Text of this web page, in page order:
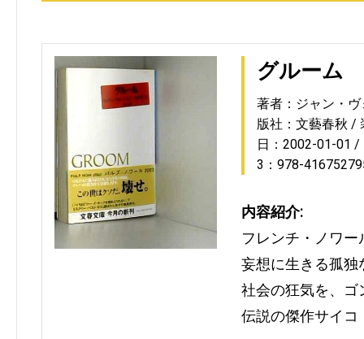
グルーム
著者：ジャン・
版社：文藝春秋
日：2002-01-01
3：978-
内容紹介:
フレンチ・ノワ
妄想に生きる孤独
社会の狂気を、ゴ
伝説の傑作サイコ